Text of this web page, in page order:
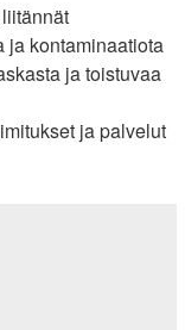
ja kontaminaatiota
ja toistuvaa
ja palvelut